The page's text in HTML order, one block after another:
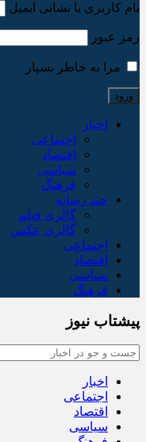
نام کاربری یا نشانی ایمیل
رمز عبور
مرا به خاطر بسپار
اخبار
اجتماعی
اقتصاد
سیاسی
فرهنگ
چند رسانه
گالری فیلم
گالری عکس
اجتماعی
اقتصاد
سیاسی
فرهنگ
پیشتاب نیوز
اخبار
اجتماعی
اقتصاد
سیاسی